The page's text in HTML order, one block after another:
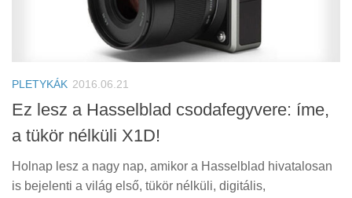
PLETYKÁK 2016.06.21
Ez lesz a Hasselblad csodafegyvere: íme,
a tükör nélküli X1D!
Holnap lesz a nagy nap, amikor a Hasselblad hivatalosan
is bejelenti a világ első, tükör nélküli, digitális,